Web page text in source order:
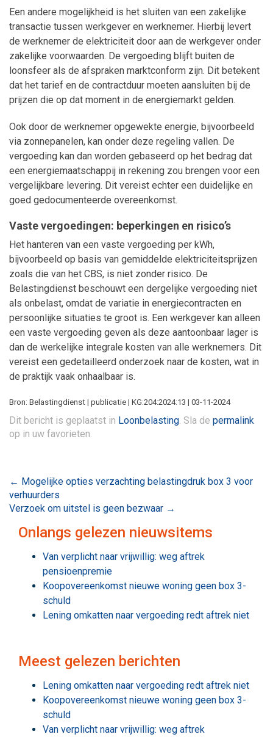
Een andere mogelijkheid is het sluiten van een zakelijke
transactie tussen werkgever en werknemer. Hierbij levert
de werknemer de elektriciteit door aan de werkgever onder
zakelijke voorwaarden. De vergoeding blijft buiten de
loonsfeer als de afspraken marktconform zijn. Dit betekent
dat het tarief en de contractduur moeten aansluiten bij de
prijzen die op dat moment in de energiemarkt gelden.
Ook door de werknemer opgewekte energie, bijvoorbeeld
via zonnepanelen, kan onder deze regeling vallen. De
vergoeding kan dan worden gebaseerd op het bedrag dat
een energiemaatschappij in rekening zou brengen voor een
vergelijkbare levering. Dit vereist echter een duidelijke en
goed gedocumenteerde overeenkomst.
Vaste vergoedingen: beperkingen en risico’s
Het hanteren van een vaste vergoeding per kWh,
bijvoorbeeld op basis van gemiddelde elektriciteitsprijzen
zoals die van het CBS, is niet zonder risico. De
Belastingdienst beschouwt een dergelijke vergoeding niet
als onbelast, omdat de variatie in energiecontracten en
persoonlijke situaties te groot is. Een werkgever kan alleen
een vaste vergoeding geven als deze aantoonbaar lager is
dan de werkelijke integrale kosten van alle werknemers. Dit
vereist een gedetailleerd onderzoek naar de kosten, wat in
de praktijk vaak onhaalbaar is.
Bron: Belastingdienst | publicatie | KG:204:2024:13 | 03-11-2024
Dit bericht is geplaatst in Loonbelasting . Sla de permalink
op in uw favorieten.
Bericht
navigatie
← Mogelijke opties verzachting belastingdruk box 3 voor
verhuurders
Verzoek om uitstel is geen bezwaar →
Onlangs gelezen nieuwsitems
Van verplicht naar vrijwillig: weg aftrek
pensioenpremie
Koopovereenkomst nieuwe woning geen box 3-
schuld
Lening omkatten naar vergoeding redt aftrek niet
Meest gelezen berichten
Lening omkatten naar vergoeding redt aftrek niet
Koopovereenkomst nieuwe woning geen box 3-
schuld
Van verplicht naar vrijwillig: weg aftrek